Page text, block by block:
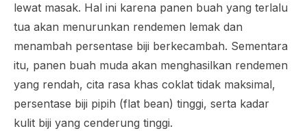
lewat masak. Hal ini karena panen buah yang terlalu
tua akan menurunkan rendemen lemak dan
menambah persentase biji berkecambah. Sementara
itu, panen buah muda akan menghasilkan rendemen
yang rendah, cita rasa khas coklat tidak maksimal,
persentase biji pipih (flat bean) tinggi, serta kadar
kulit biji yang cenderung tinggi.